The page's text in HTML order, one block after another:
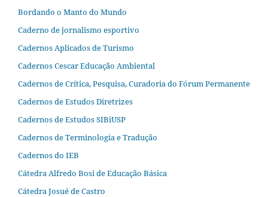
Bordando o Manto do Mundo
Caderno de jornalismo esportivo
Cadernos Aplicados de Turismo
Cadernos Cescar Educação Ambiental
Cadernos de Crítica, Pesquisa, Curadoria do Fórum Permanente
Cadernos de Estudos Diretrizes
Cadernos de Estudos SIBiUSP
Cadernos de Terminologia e Tradução
Cadernos do IEB
Cátedra Alfredo Bosi de Educação Básica
Cátedra Josué de Castro